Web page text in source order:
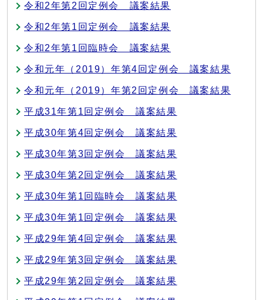
令和2年第2回定例会 議案結果
令和2年第1回定例会 議案結果
令和2年第1回臨時会 議案結果
令和元年（2019）年第4回定例会 議案結果
令和元年（2019）年第2回定例会 議案結果
平成31年第1回定例会 議案結果
平成30年第4回定例会 議案結果
平成30年第3回定例会 議案結果
平成30年第2回定例会 議案結果
平成30年第1回臨時会 議案結果
平成30年第1回定例会 議案結果
平成29年第4回定例会 議案結果
平成29年第3回定例会 議案結果
平成29年第2回定例会 議案結果